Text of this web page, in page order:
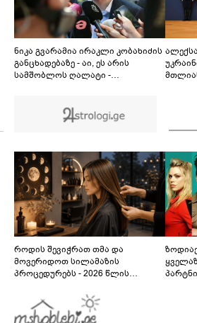
"ორი უზუსტესი და
"ქართულმა
განცხადებას
ნიკა გვარამია ირაკლი კობახიძის
განცხადებაზე - აი, ეს არის
სამშობლოს ღალატი -
განზომილებებში, არამედ
სამართლებრივადაც
როდის შევიჭრათ თმა და
მოვერიდოთ სილამაზის
პროცედურებს - 2026 წლის
გზამკვლევი